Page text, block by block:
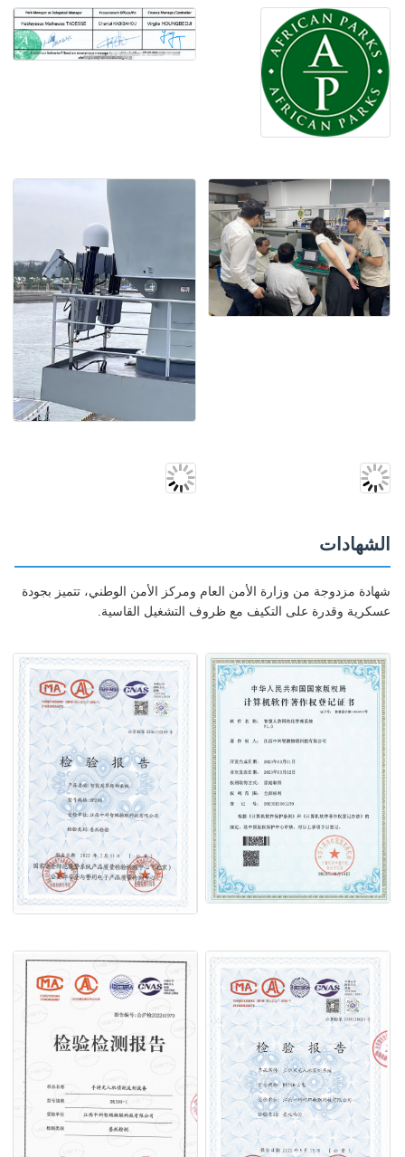
الشهادات
شهادة مزدوجة من وزارة الأمن العام ومركز الأمن الوطني، تتميز بجودة
عسكرية وقدرة على التكيف مع ظروف التشغيل القاسية.